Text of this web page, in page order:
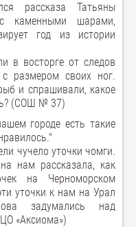
рассказа Татьяны
каменными шарами,
год из истории
в восторге от следов
размером своих ног.
и спрашивали, какое
(СОШ № 37)
городе есть такие
чучело уточки чомги.
нам рассказала, как
на Черноморском
уточки к нам на Урал
задумались над
«Аксиома»)